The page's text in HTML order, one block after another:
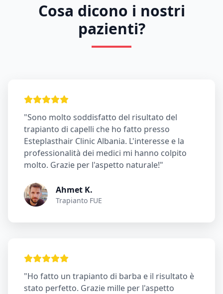
Cosa dicono i nostri
pazienti?
"Sono molto soddisfatto del risultato del
trapianto di capelli che ho fatto presso
Esteplasthair Clinic Albania. L'interesse e la
professionalità dei medici mi hanno colpito
molto. Grazie per l'aspetto naturale!"
Ahmet K.
Trapianto FUE
"Ho fatto un trapianto di barba e il risultato è
stato perfetto. Grazie mille per l'aspetto